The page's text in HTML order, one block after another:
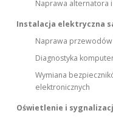
Naprawa alternatora
Instalacja elektryczna
Naprawa przewodów
Diagnostyka
Wymiana
elektronicznych
Oświetlenie i